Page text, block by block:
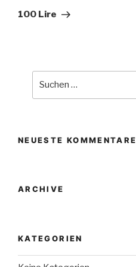
Beitrag
100 Lire
NEUESTE KOMMENTARE
ARCHIVE
KATEGORIEN